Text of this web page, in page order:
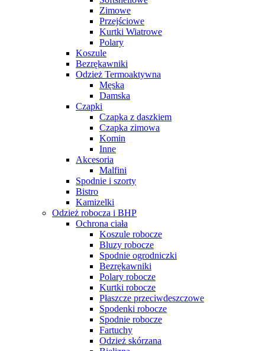
Zimowe
Przejściowe
Kurtki Wiatrowe
Polary
Koszule
Bezrękawniki
Odzież Termoaktywna
Męska
Damska
Czapki
Czapka z daszkiem
Czapka zimowa
Komin
Inne
Akcesoria
Malfini
Spodnie i szorty
Bistro
Kamizelki
Odzież robocza i BHP
Ochrona ciała
Koszule robocze
Bluzy robocze
Spodnie ogrodniczki
Bezrękawniki
Polary robocze
Kurtki robocze
Płaszcze przeciwdeszczowe
Spodenki robocze
Spodnie robocze
Fartuchy
Odzież skórzana